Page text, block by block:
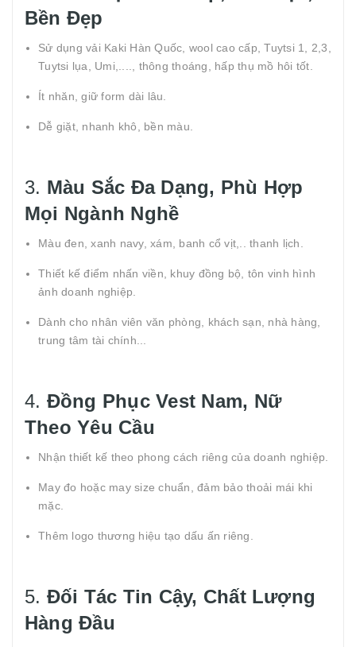
Bền Đẹp
Sử dụng vải Kaki Hàn Quốc, wool cao cấp, Tuytsi 1, 2,3,
Tuytsi lụa, Umi,...., thông thoáng, hấp thụ mồ hôi tốt.
Ít nhăn, giữ form dài lâu.
Dễ giặt, nhanh khô, bền màu.
3. Màu Sắc Đa Dạng, Phù Hợp
Mọi Ngành Nghề
Màu đen, xanh navy, xám, banh cổ vịt,.. thanh lịch.
Thiết kế điểm nhấn viền, khuy đồng bộ, tôn vinh hình
ảnh doanh nghiệp.
Dành cho nhân viên văn phòng, khách sạn, nhà hàng,
trung tâm tài chính...
4. Đồng Phục Vest Nam, Nữ
Theo Yêu Cầu
Nhận thiết kế theo phong cách riêng của doanh nghiệp.
May đo hoặc may size chuẩn, đảm bảo thoải mái khi
mặc.
Thêm logo thương hiệu tạo dấu ấn riêng.
5. Đối Tác Tin Cậy, Chất Lượng
Hàng Đầu